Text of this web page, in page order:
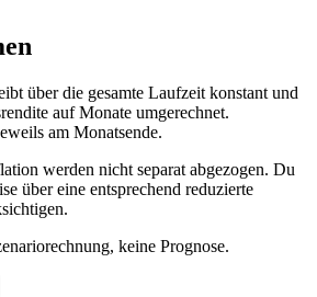
über die gesamte Laufzeit konstant und
auf Monate umgerechnet.
am Monatsende.
werden nicht separat abgezogen. Du
über eine entsprechend reduzierte
keine Prognose.